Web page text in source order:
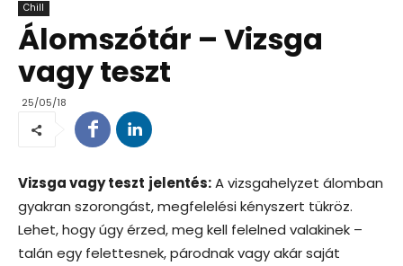
Chill
Álomszótár – Vizsga
vagy teszt
25/05/18
Vizsga vagy teszt jelentés:A vizsgahelyzet álomban
gyakran szorongást, megfelelési kényszert tükröz.
Lehet, hogy úgy érzed, meg kell felelned valakinek –
talán egy felettesnek, párodnak vagy akár saját